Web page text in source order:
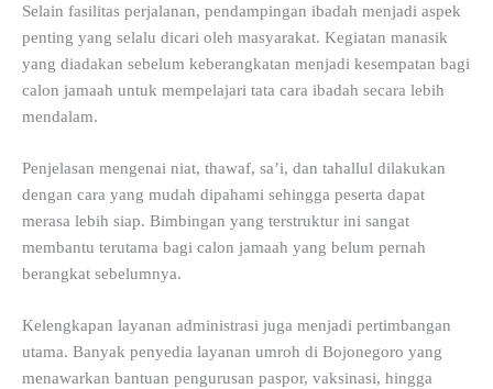
Selain fasilitas perjalanan, pendampingan ibadah menjadi aspek
penting yang selalu dicari oleh masyarakat. Kegiatan manasik
yang diadakan sebelum keberangkatan menjadi kesempatan bagi
calon jamaah untuk mempelajari tata cara ibadah secara lebih
mendalam.
Penjelasan mengenai niat, thawaf, sa’i, dan tahallul dilakukan
dengan cara yang mudah dipahami sehingga peserta dapat
merasa lebih siap. Bimbingan yang terstruktur ini sangat
membantu terutama bagi calon jamaah yang belum pernah
berangkat sebelumnya.
Kelengkapan layanan administrasi juga menjadi pertimbangan
utama. Banyak penyedia layanan umroh di Bojonegoro yang
menawarkan bantuan pengurusan paspor, vaksinasi, hingga